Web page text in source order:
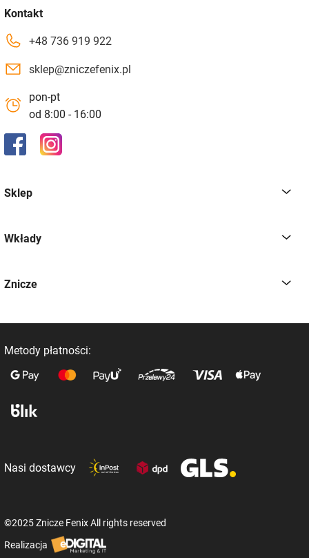
Kontakt
+48 736 919 922
sklep@zniczefenix.pl
pon-pt
od 8:00 - 16:00
Sklep
Wkłady
Znicze
Metody płatności:
Nasi dostawcy
©2025 Znicze Fenix All rights reserved
Realizacja